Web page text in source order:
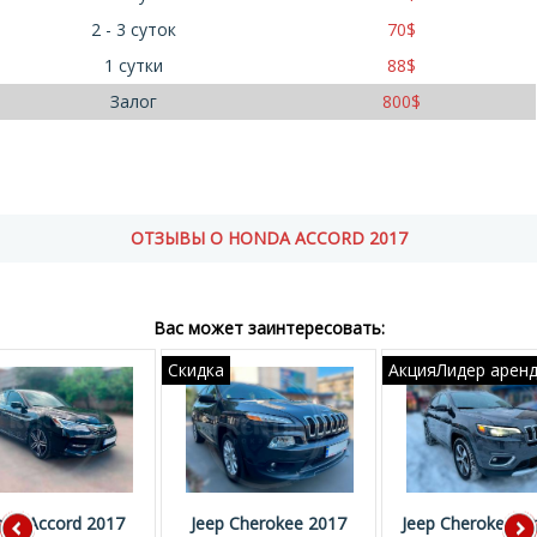
2 - 3 суток
70$
1 сутки
88$
Залог
800$
ОТЗЫВЫ О HONDA ACCORD 2017
Вас может заинтересовать:
Accord 2017
Скидка
Jeep Cherokee 2017
АкцияЛидер
Jeep Cherokee